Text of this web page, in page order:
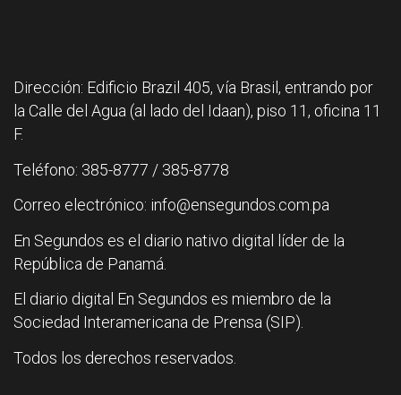
Dirección: Edificio Brazil 405, vía Brasil, entrando por
la Calle del Agua (al lado del Idaan), piso 11, oficina 11
F.
Teléfono: 385-8777 / 385-8778
Correo electrónico: info@ensegundos.com.pa
En Segundos es el diario nativo digital líder de la
República de Panamá.
El diario digital En Segundos es miembro de la
Sociedad Interamericana de Prensa (SIP).
Todos los derechos reservados.